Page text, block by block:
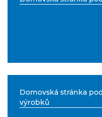
Domovská stránka
výrobků